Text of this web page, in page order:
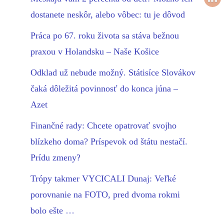
dostanete neskôr, alebo vôbec: tu je dôvod
Práca po 67. roku života sa stáva bežnou
praxou v Holandsku – Naše Košice
Odklad už nebude možný. Státisíce Slovákov
čaká dôležitá povinnosť do konca júna –
Azet
Finančné rady: Chcete opatrovať svojho
blízkeho doma? Príspevok od štátu nestačí.
Prídu zmeny?
Trópy takmer VYCICALI Dunaj: Veľké
porovnanie na FOTO, pred dvoma rokmi
bolo ešte …